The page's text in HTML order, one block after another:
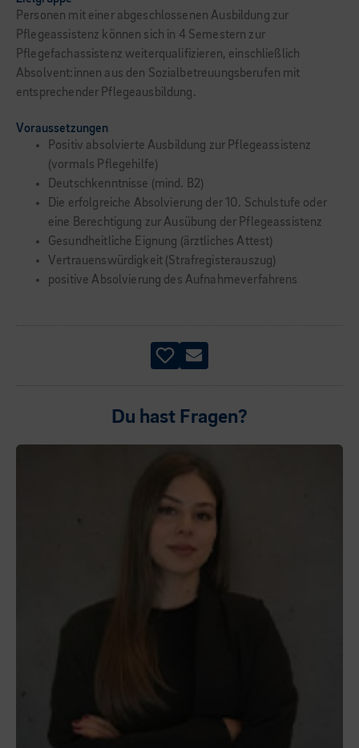
Personen mit einer abgeschlossenen Ausbildung zur
Pflegeassistenz können sich in 4 Semestern zur
Pflegefachassistenz weiterqualifizieren, einschließlich
Absolvent:innen aus den Sozialbetreuungsberufen mit
entsprechender Pflegeausbildung.
Voraussetzungen
Positiv absolvierte Ausbildung zur Pflegeassistenz
(vormals Pflegehilfe)
Deutschkenntnisse (mind. B2)
Die erfolgreiche Absolvierung der 10. Schulstufe oder
eine Berechtigung zur Ausübung der Pflegeassistenz
Gesundheitliche Eignung (ärztliches Attest)
Vertrauenswürdigkeit (Strafregisterauszug)
positive Absolvierung des Aufnahmeverfahrens
Du hast Fragen?